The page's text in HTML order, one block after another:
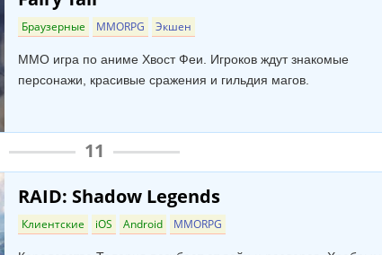
Браузерные MMORPG Экшен
ММО игра по аниме Хвост Феи. Игроков ждут знакомые
персонажи, красивые сражения и гильдия магов.
11
RAID: Shadow Legends
Клиентские iOS Android MMORPG